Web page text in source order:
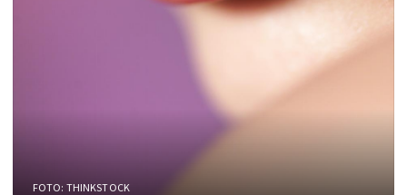
FOTO: THINKSTOCK